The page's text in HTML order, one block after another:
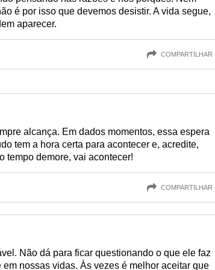
é por isso que devemos desistir. A vida segue,
aparecer.
COMPARTILHAR
alcança. Em dados momentos, essa espera
tem a hora certa para acontecer e, acredite,
tempo demore, vai acontecer!
COMPARTILHAR
Não dá para ficar questionando o que ele faz
nossas vidas. Às vezes é melhor aceitar que